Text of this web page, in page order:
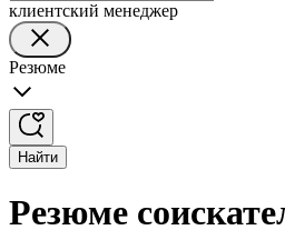
клиентский менеджер
Резюме
Найти
Резюме